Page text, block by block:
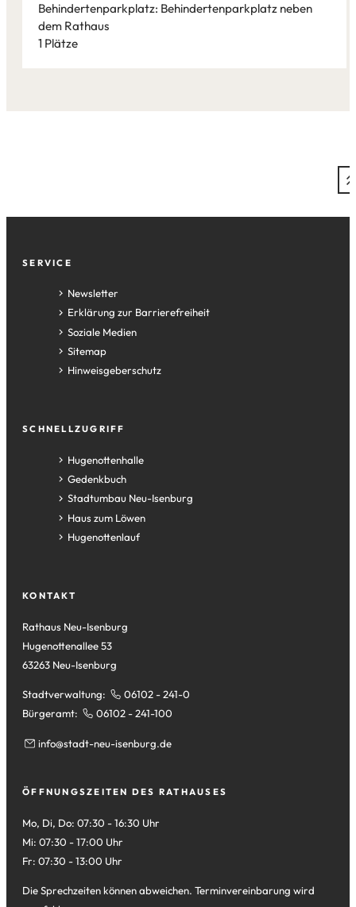
Leaflet|©
Behindertenparkplatz: Behindertenparkplatz neben
dem Rathaus
1 Plätze
Fußzeile
SERVICE
Newsletter
Erklärung zur Barrierefreiheit
Soziale Medien
Sitemap
Hinweisgeberschutz
SCHNELLZUGRIFF
Hugenottenhalle
(Öffnet
in
einem
neuen
Tab)
Gedenkbuch
(Öffnet
in
einem
neuen
Stadtumbau Neu-Isenburg
(Öffnet
in
einem
Haus zum Löwen
(Öffnet
in
Tab)
Hugenottenlauf
(Öffnet
neuen
KONTAKT
Rathaus Neu-Isenburg
Hugenottenallee 53
63263 Neu-Isenburg
Stadtverwaltung:
06102 - 241-0
Bürgeramt:
06102 - 241-100
info stadt-neu-isenburg de
ÖFFNUNGSZEITEN DES RATHAUSES
Mo, Di, Do: 07:30 - 16:30 Uhr
Mi: 07:30 - 17:00 Uhr
Fr: 07:30 - 13:00 Uhr
Die Sprechzeiten können abweichen. Terminvereinbarung wird